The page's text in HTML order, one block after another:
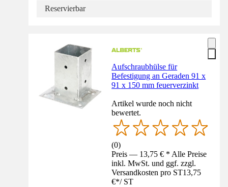
Reservierbar
Aufschraubhülse für
Befestigung an Geraden 91 x
91 x 150 mm feuerverzinkt
Artikel wurde noch nicht
bewertet.
(0)
Preis — 13,75 € * Alle Preise
inkl. MwSt. und ggf. zzgl.
Versandkosten pro ST13,75
€*/ ST